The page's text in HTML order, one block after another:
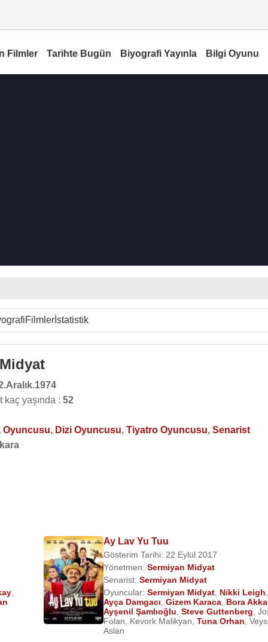
Filmler Tarihte Bugün Biyografi Yayınla Bilgi Oyunu
Filmlerİstatistik
yaşında : 52
Oyuncusu, Dizi Oyuncusu, Tiyatro Oyuncusu, Senarist
Ay Lav Yu Tuu
Gösterim Tarihi: 22 Eylül 2017
Yönetmen:Sermiyan Midyat
Senarist:Sermiyan Midyat
Oyuncular:Sermiyan Midyat Nikki Leigh
Ayça Damgacı ,Gizem Karaca Bora
Ayşenil Şamlıoğlu ,Steve Guttenberg ,
Folan
Kevork Malikyan ,Tuna Orhan ,
Aslan